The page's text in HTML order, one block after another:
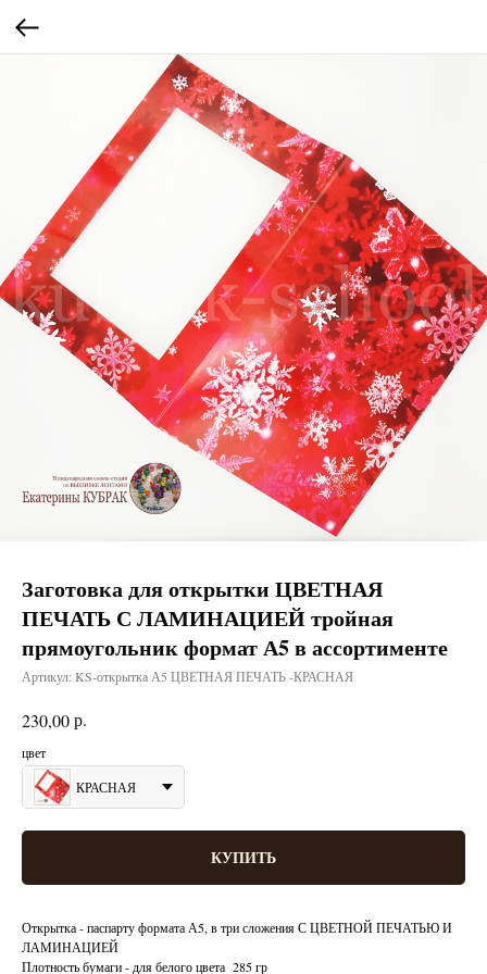
Заготовка для открытки ЦВЕТНАЯ
ПЕЧАТЬ С ЛАМИНАЦИЕЙ тройная
прямоугольник формат А5 в ассортименте
Артикул: KS-открытка А5 ЦВЕТНАЯ ПЕЧАТЬ -КРАСНАЯ
230,00р.
цвет
КРАСНАЯ
КУПИТЬ
Открытка - паспарту формата А5, в три сложения С ЦВЕТНОЙ ПЕЧАТЬЮ И
ЛАМИНАЦИЕЙ
Плотность бумаги - для белого цвета 285 гр